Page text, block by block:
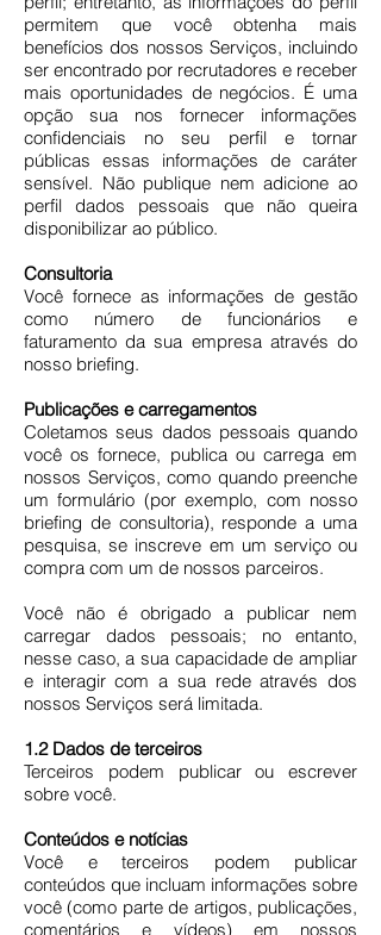
permitem que você obtenha mais
benefícios dos nossos Serviços, incluindo
ser encontrado por recrutadores e receber
mais oportunidades de negócios. É uma
opção sua nos fornecer informações
confidenciais no seu perfil e tornar
públicas essas informações de caráter
sensível. Não publique nem adicione ao
perfil dados pessoais que não queira
disponibilizar ao público.
Consultoria
Você fornece as informações de gestão
como número de funcionários e
faturamento da sua empresa através do
nosso briefing.
Publicações e carregamentos
Coletamos seus dados pessoais quando
você os fornece, publica ou carrega em
nossos Serviços, como quando preenche
um formulário (por exemplo, com nosso
briefing de consultoria), responde a uma
pesquisa, se inscreve em um serviço ou
compra com um de nossos parceiros.
Você não é obrigado a publicar nem
carregar dados pessoais; no entanto,
nesse caso, a sua capacidade de ampliar
e interagir com a sua rede através dos
nossos Serviços será limitada.
1.2 Dados de terceiros
Terceiros podem publicar ou escrever
sobre você.
Conteúdos e notícias
Você e terceiros podem publicar
conteúdos que incluam informações sobre
você (como parte de artigos, publicações,
comentários e vídeos) em nossos